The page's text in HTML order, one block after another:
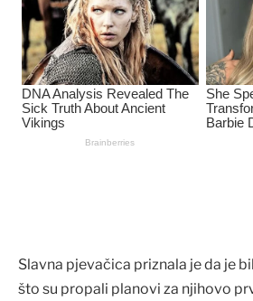
Slavna pjevačica priznala je da je
što su propali planovi za njihovo